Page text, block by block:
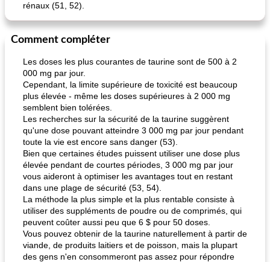
rénaux (51, 52).
Comment compléter
Les doses les plus courantes de taurine sont de 500 à 2
000 mg par jour.
Cependant, la limite supérieure de toxicité est beaucoup
plus élevée - même les doses supérieures à 2 000 mg
semblent bien tolérées.
Les recherches sur la sécurité de la taurine suggèrent
qu'une dose pouvant atteindre 3 000 mg par jour pendant
toute la vie est encore sans danger (53).
Bien que certaines études puissent utiliser une dose plus
élevée pendant de courtes périodes, 3 000 mg par jour
vous aideront à optimiser les avantages tout en restant
dans une plage de sécurité (53, 54).
La méthode la plus simple et la plus rentable consiste à
utiliser des suppléments de poudre ou de comprimés, qui
peuvent coûter aussi peu que 6 $ pour 50 doses.
Vous pouvez obtenir de la taurine naturellement à partir de
viande, de produits laitiers et de poisson, mais la plupart
des gens n'en consommeront pas assez pour répondre